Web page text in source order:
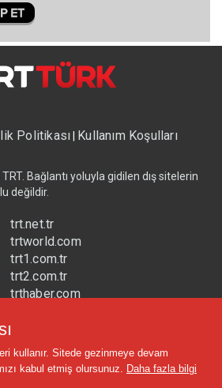
Politikası| Kullanım Koşulları
TRT. Bağlantı yoluyla gidilen dış sitelerin
değildir.
trt.net.tr
trtworld.com
trt1.com.tr
trt2.com.tr
trthaber.com
kullanır. Sitede gezinmeye devam
kabul etmiş olursunuz. Daha fazla bilgi